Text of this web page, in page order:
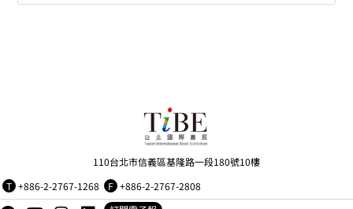
110台北市信義區基隆路一段180號10樓
T +886-2-2767-1268 F +886-2-2767-2808